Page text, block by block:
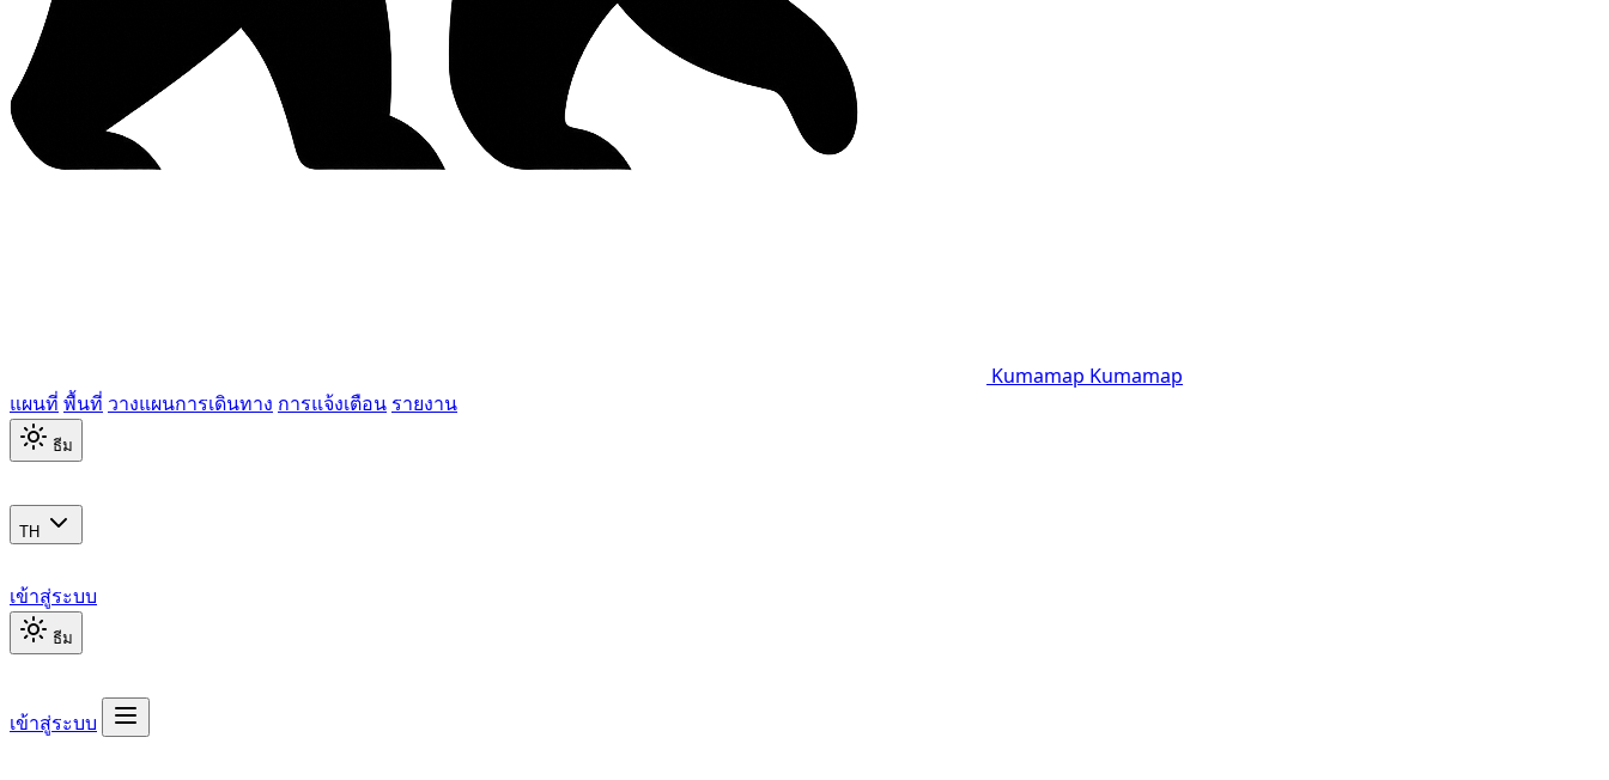
Kumamap Kumamap
แผนที่ พื้นที่ วางแผนการเดินทาง การแจ้งเตือน รายงาน
ธีม
TH
เข้าสู่ระบบ
ธีม
เข้าสู่ระบบ